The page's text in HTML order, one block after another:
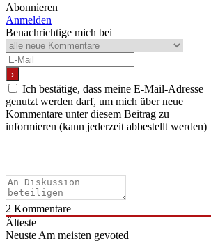
Abonnieren
Anmelden
Benachrichtige mich bei
Ich bestätige, dass meine E-Mail-Adresse
genutzt werden darf, um mich über neue
Kommentare unter diesem Beitrag zu
informieren (kann jederzeit abbestellt werden)
2 Kommentare
Älteste
Neuste Am meisten gevoted